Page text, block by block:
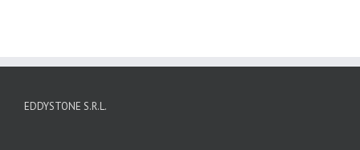
EDDYSTONE S.R.L.